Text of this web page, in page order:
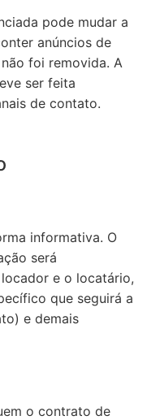
pode mudar a
anúncios de
foi removida. A
ser feita
de contato.
informativa. O
será
e o locatário,
que seguirá a
e demais
o contrato de